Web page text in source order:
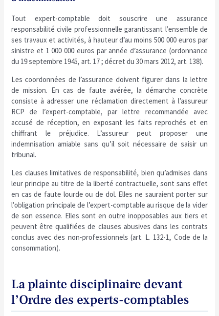
Tout expert-comptable doit souscrire une assurance
responsabilité civile professionnelle garantissant l’ensemble de
ses travaux et activités, à hauteur d’au moins 500 000 euros par
sinistre et 1 000 000 euros par année d’assurance (ordonnance
du 19 septembre 1945, art. 17 ; décret du 30 mars 2012, art. 138).
Les coordonnées de l’assurance doivent figurer dans la lettre
de mission. En cas de faute avérée, la démarche concrète
consiste à adresser une réclamation directement à l’assureur
RCP de l’expert-comptable, par lettre recommandée avec
accusé de réception, en exposant les faits reprochés et en
chiffrant le préjudice. L’assureur peut proposer une
indemnisation amiable sans qu’il soit nécessaire de saisir un
tribunal.
Les clauses limitatives de responsabilité, bien qu’admises dans
leur principe au titre de la liberté contractuelle, sont sans effet
en cas de faute lourde ou de dol. Elles ne sauraient porter sur
l’obligation principale de l’expert-comptable au risque de la vider
de son essence. Elles sont en outre inopposables aux tiers et
peuvent être qualifiées de clauses abusives dans les contrats
conclus avec des non-professionnels (art. L. 132-1, Code de la
consommation).
La plainte disciplinaire devant
l’Ordre des experts-comptables